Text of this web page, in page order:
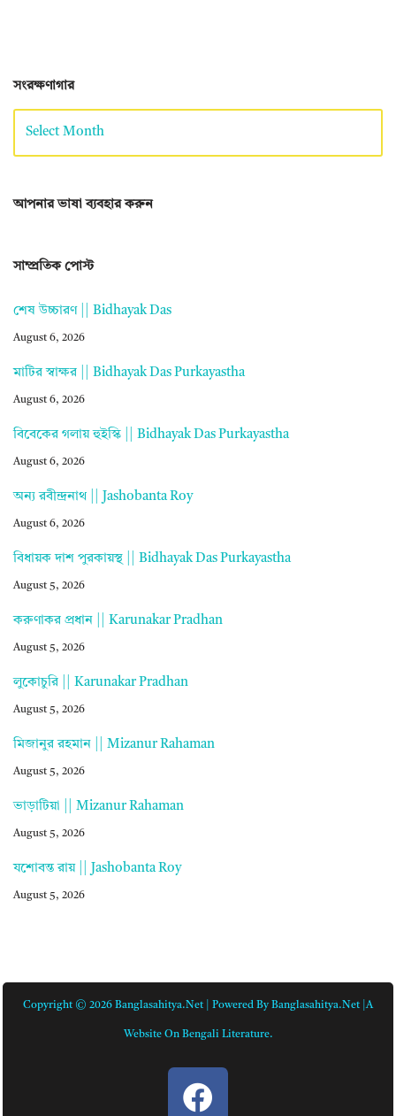
সংরক্ষণাগার
আপনার ভাষা ব্যবহার করুন
সাম্প্রতিক পোস্ট
শেষ উচ্চারণ || Bidhayak Das
August 6, 2026
মাটির স্বাক্ষর || Bidhayak Das Purkayastha
August 6, 2026
বিবেকের গলায় হুইস্কি || Bidhayak Das Purkayastha
August 6, 2026
অন্য রবীন্দ্রনাথ || Jashobanta Roy
August 6, 2026
বিধায়ক দাশ পুরকায়স্থ || Bidhayak Das Purkayastha
August 5, 2026
করুণাকর প্রধান || Karunakar Pradhan
August 5, 2026
লুকোচুরি || Karunakar Pradhan
August 5, 2026
মিজানুর রহমান || Mizanur Rahaman
August 5, 2026
ভাড়াটিয়া || Mizanur Rahaman
August 5, 2026
যশোবন্ত রায় || Jashobanta Roy
August 5, 2026
Copyright © 2026 Banglasahitya.net | Powered By Banglasahitya.net |A
Website On Bengali Literature.